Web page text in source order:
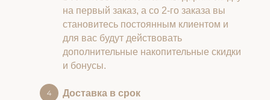
на первый заказ, а со 2-го заказа вы
становитесь постоянным клиентом и
для вас будут действовать
дополнительные накопительные скидки
и бонусы.
Доставка в срок